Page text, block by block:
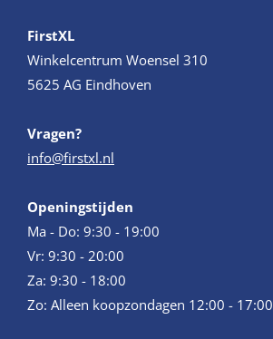
FirstXL
Winkelcentrum Woensel 310
5625 AG Eindhoven
Vragen?
info@firstxl.nl
Openingstijden
Ma - Do: 9:30 - 19:00
Vr: 9:30 - 20:00
Za: 9:30 - 18:00
Zo: Alleen koopzondagen 12:00 - 17:00